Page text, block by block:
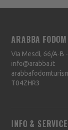
ARABBA
Via Mesdì, 66/A-B
info@arabba.it
T04ZHR3
INFO &